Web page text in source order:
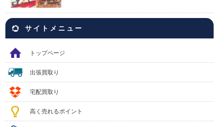
サイトメニュー
トップページ
出張買取り
宅配買取り
高く売れるポイント